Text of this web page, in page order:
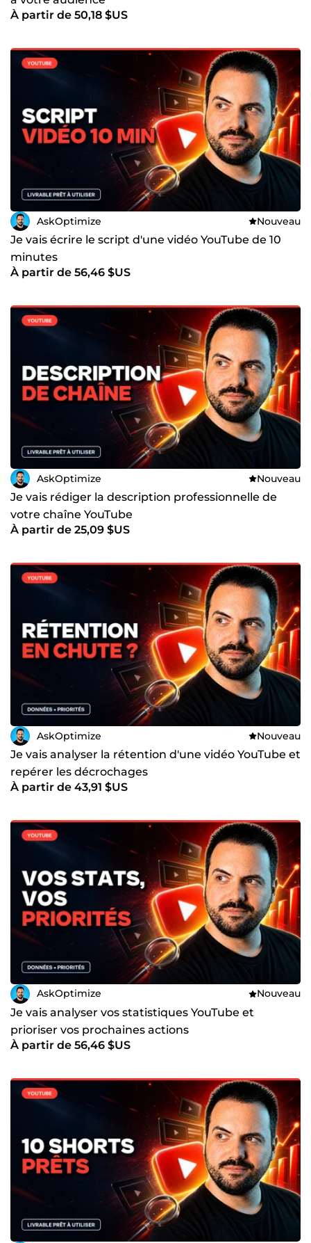
À partir de 50,18 $US
AskOptimize Nouveau
Je vais écrire le script d'une vidéo YouTube de 10
minutes
À partir de 56,46 $US
AskOptimize Nouveau
Je vais rédiger la description professionnelle de
votre chaîne YouTube
À partir de 25,09 $US
AskOptimize Nouveau
Je vais analyser la rétention d'une vidéo YouTube et
repérer les décrochages
À partir de 43,91 $US
AskOptimize Nouveau
Je vais analyser vos statistiques YouTube et
prioriser vos prochaines actions
À partir de 56,46 $US